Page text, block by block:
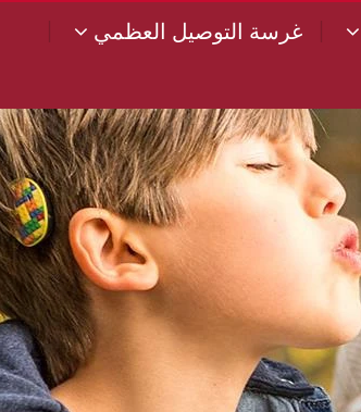
| غرسة التوصيل العظمي
|